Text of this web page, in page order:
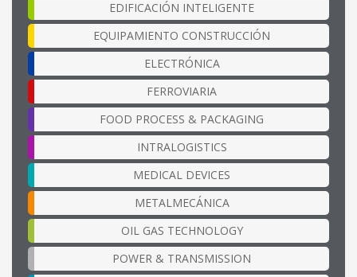
EDIFICACIÓN INTELIGENTE
EQUIPAMIENTO CONSTRUCCIÓN
ELECTRÓNICA
FERROVIARIA
FOOD PROCESS & PACKAGING
INTRALOGISTICS
MEDICAL DEVICES
METALMECÁNICA
OIL GAS TECHNOLOGY
POWER & TRANSMISSION